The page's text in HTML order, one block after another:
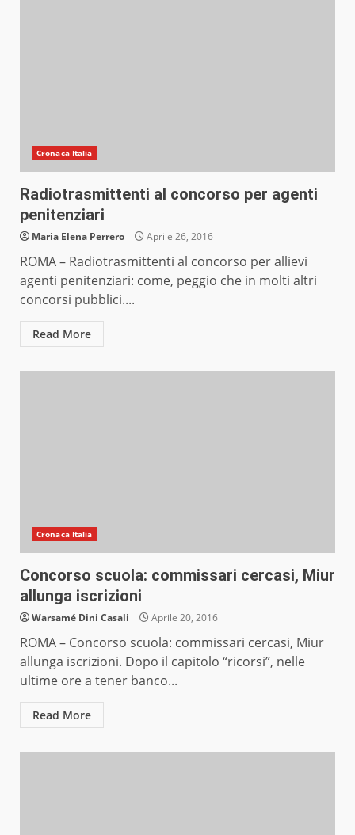
Cronaca Italia
Radiotrasmittenti al concorso per agenti
penitenziari
Maria Elena Perrero Aprile 26, 2016
ROMA – Radiotrasmittenti al concorso per allievi
agenti penitenziari: come, peggio che in molti altri
concorsi pubblici....
Read More
Cronaca Italia
Concorso scuola: commissari cercasi, Miur
allunga iscrizioni
Warsamé Dini Casali Aprile 20, 2016
ROMA – Concorso scuola: commissari cercasi, Miur
allunga iscrizioni. Dopo il capitolo “ricorsi”, nelle
ultime ore a tener banco...
Read More